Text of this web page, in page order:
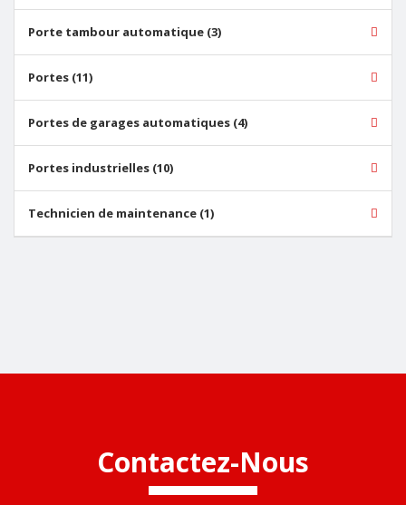
Porte tambour automatique (3)
Portes (11)
Portes de garages automatiques (4)
Portes industrielles (10)
Technicien de maintenance (1)
Contactez-Nous